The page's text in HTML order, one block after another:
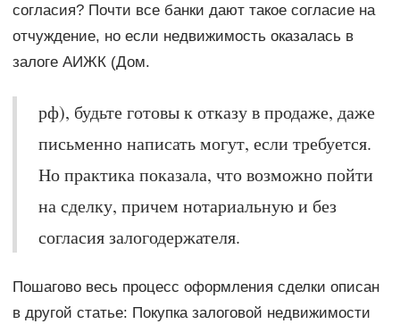
согласия? Почти все банки дают такое согласие на
отчуждение, но если недвижимость оказалась в
залоге АИЖК (Дом.
рф), будьте готовы к отказу в продаже, даже
письменно написать могут, если требуется.
Но практика показала, что возможно пойти
на сделку, причем нотариальную и без
согласия залогодержателя.
Пошагово весь процесс оформления сделки описан
в другой статье: Покупка залоговой недвижимости